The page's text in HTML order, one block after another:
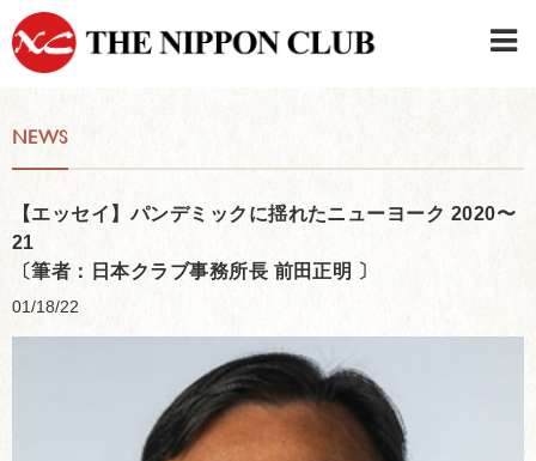
NEWS
【エッセイ】パンデミックに揺れたニューヨーク 2020〜
21
〔筆者：日本クラブ事務所長 前田正明 〕
01/18/22
Member LOG IN
CONTACT・PARKING
SIGN UP FOR FIRST USER
›